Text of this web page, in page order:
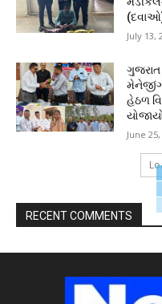
July 13,
ગુજરાત
મેનેજીંગ
હેઠળ
June
RECENT COMMENTS